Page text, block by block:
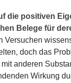
die positiven
Belege für
Versuchen
doch das
anderen
Wirkung